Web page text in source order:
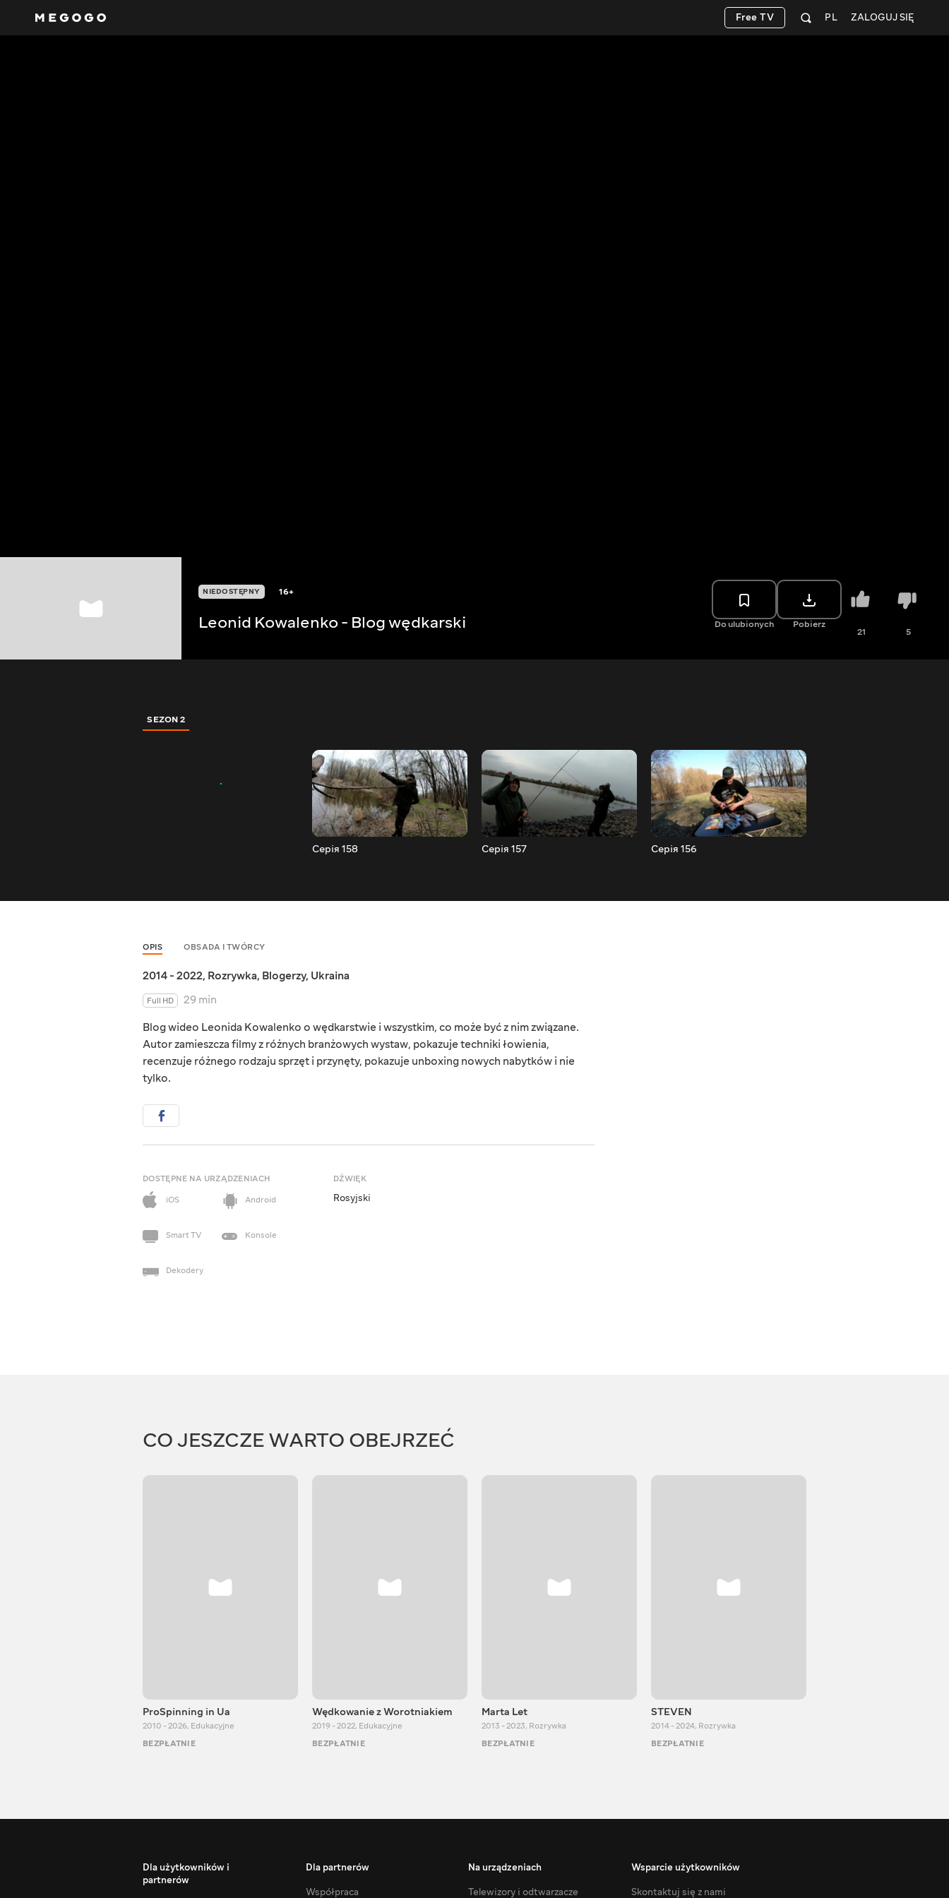
ZALOGUJ SIĘ
PL
Free TV
NIEDOSTĘPNY 16+
Leonid Kowalenko - Blog wędkarski Do ulubionych Pobierz
21 5
SEZON 2
Серія 158 Серія 157 Серія 156
OPIS OBSADA I TWÓRCY
2014 - 2022, Rozrywka, Blogerzy, Ukraina
Full HD
29 min
Blog wideo Leonida Kowalenko o wędkarstwie i wszystkim, co może być z nim związane.
Autor zamieszcza filmy z różnych branżowych wystaw, pokazuje techniki łowienia,
recenzuje różnego rodzaju sprzęt i przynęty, pokazuje unboxing nowych nabytków i nie
tylko.
DOSTĘPNE NA URZĄDZENIACH
iOS
Android
Smart TV Konsole
Dekodery
DŹWIĘK
Rosyjski
CO JESZCZE WARTO OBEJRZEĆ
ProSpinning in Ua
2010 - 2026, Edukacyjne
BEZPŁATNIE
Wędkowanie z Worotniakiem
2019 - 2022, Edukacyjne
BEZPŁATNIE
Marta Let
2013 - 2023, Rozrywka
BEZPŁATNIE
STEVEN
2014 - 2024, Rozrywka
BEZPŁATNIE
Dla użytkowników i
partnerów
Dla partnerów
Współpraca
Na urządzeniach
Telewizory i odtwarzacze
Wsparcie użytkowników
Skontaktuj się z nami